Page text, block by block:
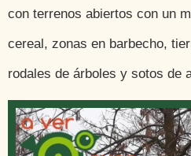
con terrenos abiertos con un
cereal, zonas en barbecho,
rodales de árboles y sotos de